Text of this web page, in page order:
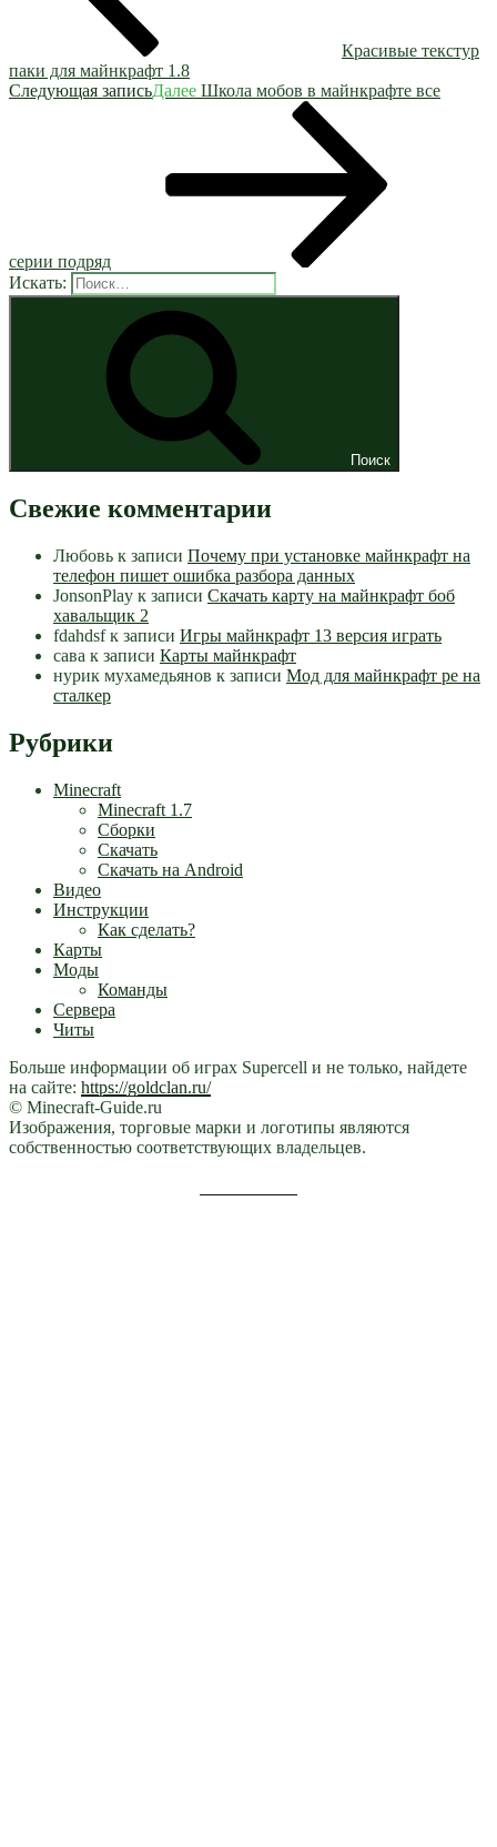
Красивые текстур
паки для майнкрафт 1.8
Следующая записьДалее Школа мобов в майнкрафте все
серии подряд
Искать:
Поиск
Свежие комментарии
Любовь к записи Почему при установке майнкрафт на
телефон пишет ошибка разбора данных
JonsonPlay к записи Скачать карту на майнкрафт боб
хавальщик 2
fdahdsfк записи Игры майнкрафт 13 версия играть
сава к записи Карты майнкрафт
нурик мухамедьянов к записи Мод для майнкрафт pe на
сталкер
Рубрики
Minecraft
Minecraft 1.7
Сборки
Скачать
Скачать на Android
Видео
Инструкции
Как сделать?
Карты
Моды
Команды
Сервера
Читы
Больше информации об играх Supercell и не только, найдете
на сайте: https://goldclan.ru/
© Minecraft-Guide.ru
Изображения, торговые марки и логотипы являются
собственностью соответствующих владельцев.